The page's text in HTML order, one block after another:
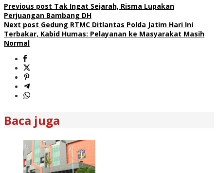
Previous post Tak Ingat Sejarah, Risma Lupakan
Perjuangan Bambang DH
Next post Gedung RTMC Ditlantas Polda Jatim Hari Ini
Terbakar, Kabid Humas: Pelayanan ke Masyarakat Masih
Normal
Baca juga